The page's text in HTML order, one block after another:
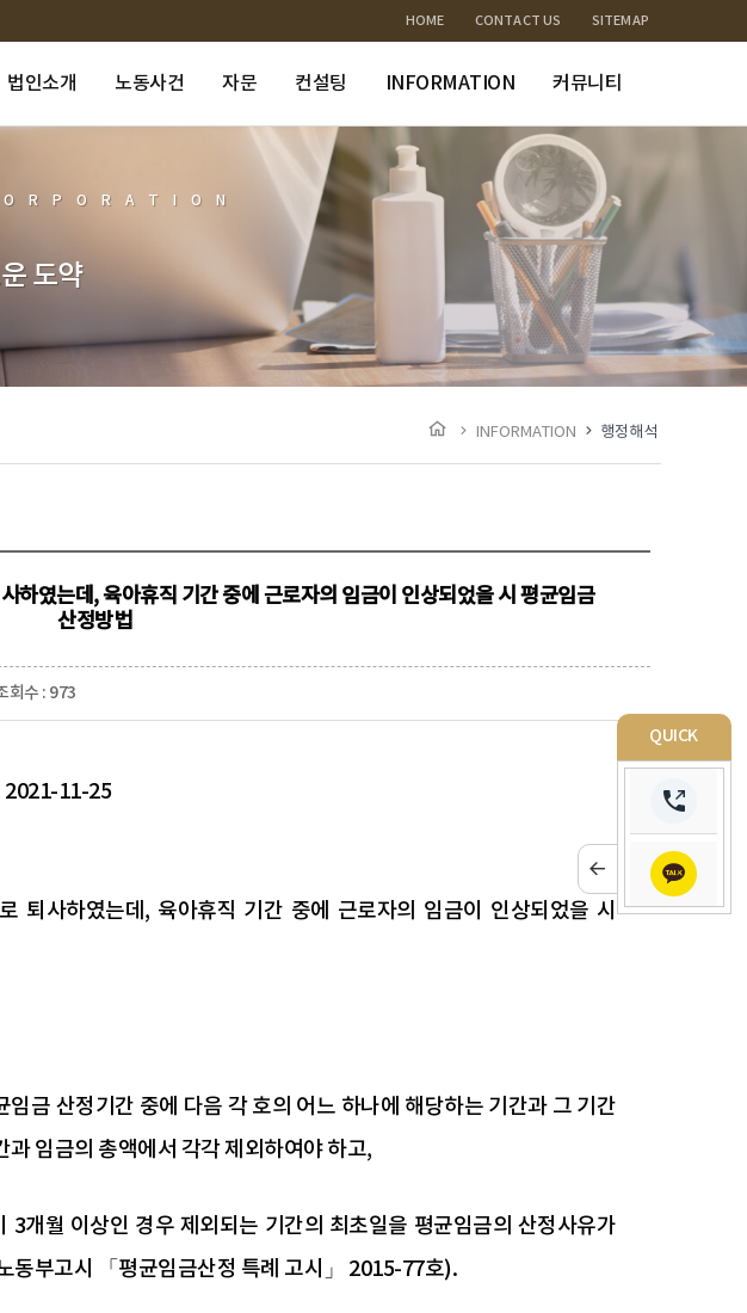
QUICK
HOME CONTACT US SITEMAP
법인소개 노동사건 자문 컨설팅 INFORMATION 커뮤니티
도약
INFORMATION 행정해석
하였는데, 육아휴직 기간 중에 근로자의 임금이 인상되었을 시 평균임금
산정방법
회수 : 973
11-25
퇴사하였는데, 육아휴직 기간 중에 근로자의 임금이 인상되었을 시
금 산정기간 중에 다음 각 호의 어느 하나에 해당하는 기간과 그 기간
임금의 총액에서 각각 제외하여야 하고,
개월 이상인 경우 제외되는 기간의 최초일을 평균임금의 산정사유가
동부고시 「평균임금산정 특례 고시」 2015-77호).